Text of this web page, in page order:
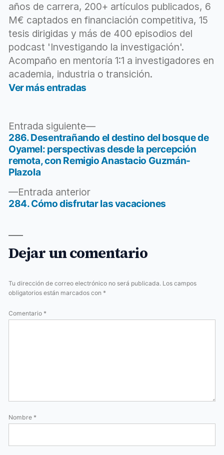
y
placer,
tenemos
años de carrera, 200+ artículos publicados, 6
M€ captados en financiación competitiva, 15
tesis dirigidas y más de 400 episodios del
podcast 'Investigando la investigación'.
Acompaño en mentoría 1:1 a investigadores en
academia, industria o transición.
Ver más entradas
Navegación
de
entradas
Entrada anteriorEntrada
anterior:
284. Cómo disfrutar las vacaciones
Entrada siguiente
Entrada
siguiente:
286. Desentrañando el destino del bosque de
Oyamel: perspectivas desde la percepción
remota, con Remigio Anastacio Guzmán-
Plazola
Dejar un comentario
Tu dirección de correo electrónico no será publicada. Los campos
obligatorios están marcados con *
Comentario *
Nombre *